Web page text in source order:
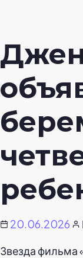
20.06.2026
Звезда фильма